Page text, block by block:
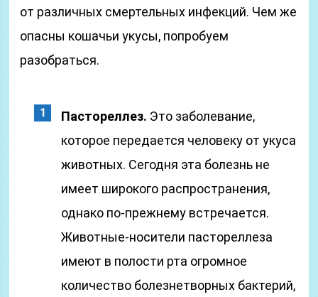
от различных смертельных инфекций. Чем же
опасны кошачьи укусы, попробуем
разобраться.
Пастореллез. Это заболевание,
которое передается человеку от укуса
животных. Сегодня эта болезнь не
имеет широкого распространения,
однако по-прежнему встречается.
Животные-носители пастореллеза
имеют в полости рта огромное
количество болезнетворных бактерий,